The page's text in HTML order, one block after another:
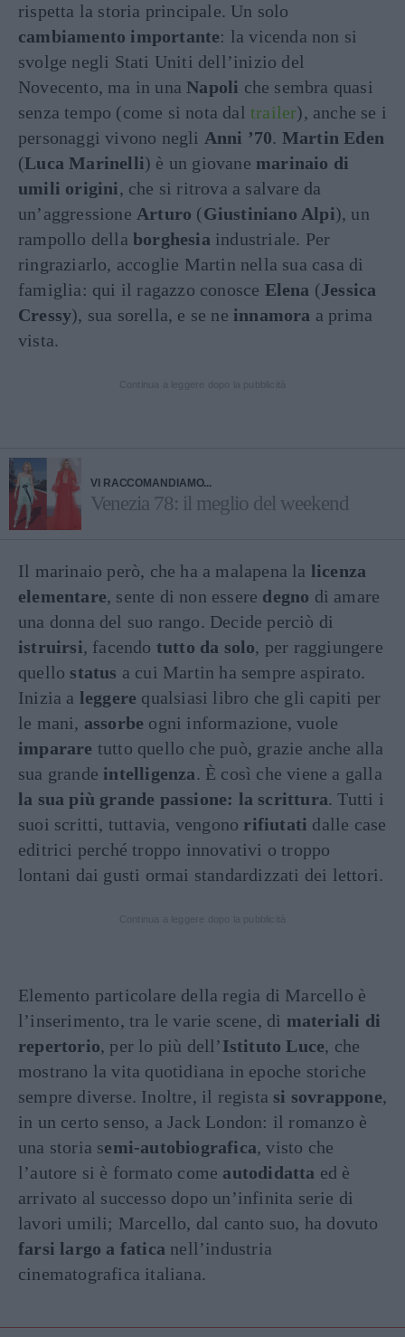
rispetta la storia principale. Un solo
cambiamento importante: la vicenda non si
svolge negli Stati Uniti dell’inizio del
Novecento, ma in unaNapoli che sembra quasi
senza tempo (come si nota dal trailer), anche se i
personaggi vivono negli Anni ’70. Martin Eden
(Luca Marinelli) è un giovane marinaio di
umili origini, che si ritrova a salvare da
un’aggressione Arturo (Giustiniano Alpi), un
rampollo della borghesia industriale. Per
ringraziarlo, accoglie Martin nella sua casa di
famiglia: qui il ragazzo conosce Elena (Jessica
Cressy), sua sorella, e se ne innamora a prima
vista.
VI RACCOMANDIAMO...
Venezia 78: il meglio del weekend
Il marinaio però, che ha a malapena la licenza
elementare, sente di non essere degno di amare
una donna del suo rango. Decide perciò di
istruirsi, facendo tutto da solo, per raggiungere
quello status a cui Martin ha sempre aspirato.
Inizia a leggere qualsiasi libro che gli capiti per
le mani, assorbe ogni informazione, vuole
imparare tutto quello che può, grazie anche alla
sua grande intelligenza. È così che viene a galla
la sua più grande passione: la scrittura. Tutti i
suoi scritti, tuttavia, vengono rifiutati dalle case
editrici perché troppo innovativi o troppo
lontani dai gusti ormai standardizzati dei lettori.
Elemento particolare della regia di Marcello è
l’inserimento, tra le varie scene, di materiali di
repertorio, per lo più dell’Istituto Luce, che
mostrano la vita quotidiana in epoche storiche
sempre diverse. Inoltre, il regista si sovrappone,
in un certo senso, a Jack London: il romanzo è
una storia semi-autobiografica, visto che
l’autore si è formato come autodidatta ed è
arrivato al successo dopo un’infinita serie di
lavori umili; Marcello, dal canto suo, ha dovuto
farsi largo a fatica nell’industria
cinematografica italiana.